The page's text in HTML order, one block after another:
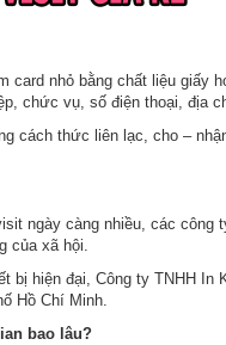
card nhỏ bằng chất liệu giấy
chức vụ, số điện thoại, địa
cách thức liên lạc, cho –
ngày càng nhiều, các công
của xã hội.
bị hiện đại, Công ty TNHH In
Hồ Chí Minh.
bao lâu?